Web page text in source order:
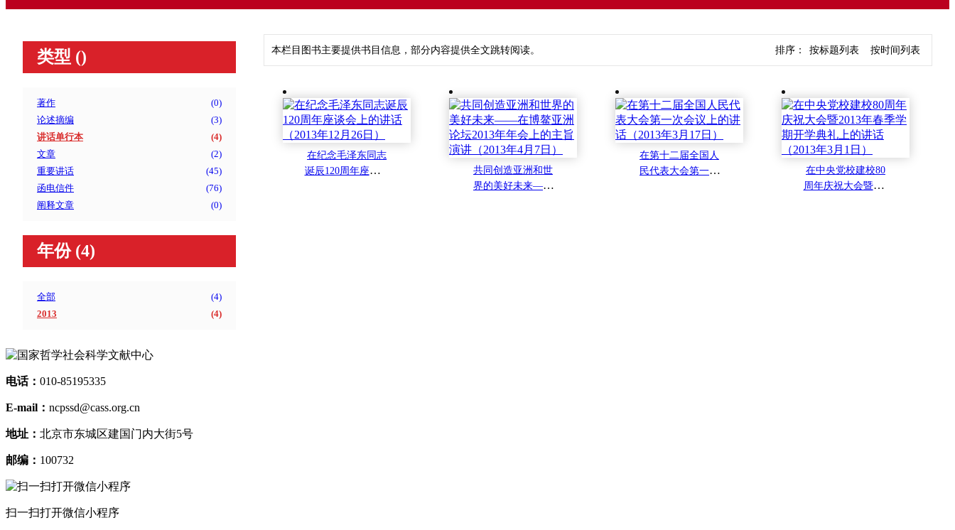
类型 ()
著作 (0)
论述摘编
(3)
讲话单行本
(4)
文章
(2)
重要讲话
(45)
函电信件
(76)
阐释文章
(0)
年份 (4)
全部 (4)
2013
(4)
本栏目图书主要提供书目信息，部分内容提供全文跳转阅读。 排序： 按标题列表 按时间列表
在纪念毛泽东同志
诞辰120周年座谈会
共同创造亚洲和世
界的美好未来——
在第十二届全国人
民代表大会第一次
在中央党校建校80
周年庆祝大会暨201
电话： 010-85195335
E-mail： ncpssd@cass.org.cn
地址： 北京市东城区建国门内大街5号
邮编： 100732
扫一扫打开微信小程序